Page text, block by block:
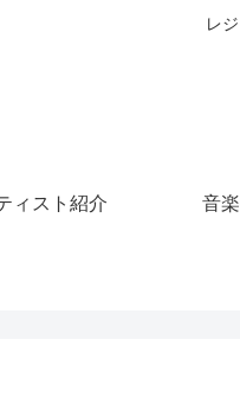
レ
ィスト紹介 音